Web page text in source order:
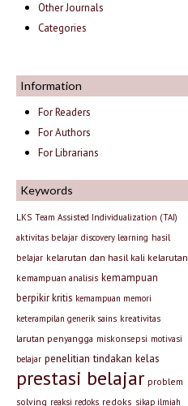
Other Journals
Categories
Information
For Readers
For Authors
For Librarians
Keywords
LKS Team Assisted Individualization (TAI)
aktivitas belajar discovery learning hasil
belajar kelarutan dan hasil kali kelarutan
kemampuan analisis kemampuan
berpikir kritis kemampuan memori
keterampilan generik sains kreativitas
larutan penyangga miskonsepsi motivasi
belajar penelitian tindakan kelas
prestasi belajar problem
solving reaksi redoks redoks sikap ilmiah